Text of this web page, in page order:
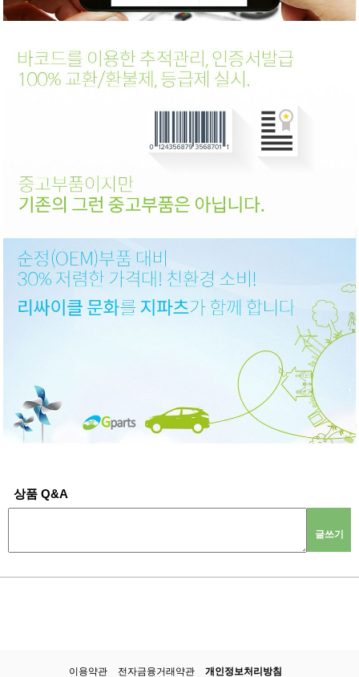
상품 Q&A
글쓰기
이용약관 전자금융거래약관 개인정보처리방침